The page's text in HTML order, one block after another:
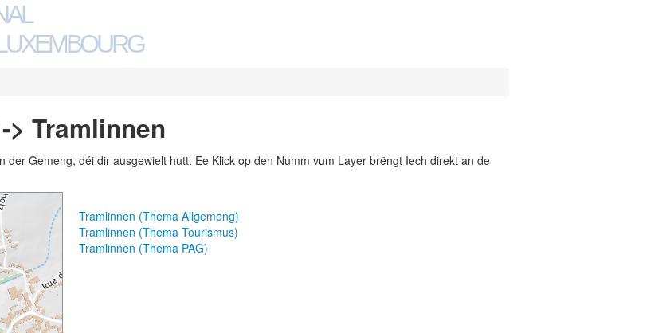
Tramlinnen
der Gemeng, déi dir ausgewielt hutt. Ee Klick op den Numm vum Layer brëngt Iech direkt an de
Tramlinnen (Thema Allgemeng)
Tramlinnen (Thema Tourismus)
Tramlinnen (Thema PAG)